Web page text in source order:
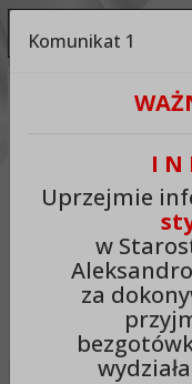
Ukryj panel
A++
Czytaj odnośniki
Komunikat 1
I N
Uprzejmie
w
za